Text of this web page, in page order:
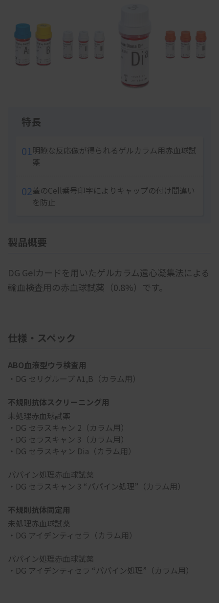
特長
01 明瞭な反応像が得られるゲルカラム用赤血球試
薬
02蓋のCell番号印字によりキャップの付け間違い
を防止
製品概要
DG Gelカードを用いたゲルカラム遠心凝集法による
輸血検査用の赤血球試薬（0.8%）です。
仕様・スペック
ABO血液型ウラ検査用
・DG セリグループ A1,B（カラム用）
不規則抗体スクリーニング用
未処理赤血球試薬
・DG セラスキャン 2（カラム用）
・DG セラスキャン 3（カラム用）
・DG セラスキャン Dia（カラム用）
パパイン処理赤血球試薬
・DG セラスキャン 3 “パパイン処理”（カラム用）
不規則抗体同定用
未処理赤血球試薬
・DG アイデンティセラ（カラム用）
パパイン処理赤血球試薬
・DG アイデンティセラ “パパイン処理”（カラム用）